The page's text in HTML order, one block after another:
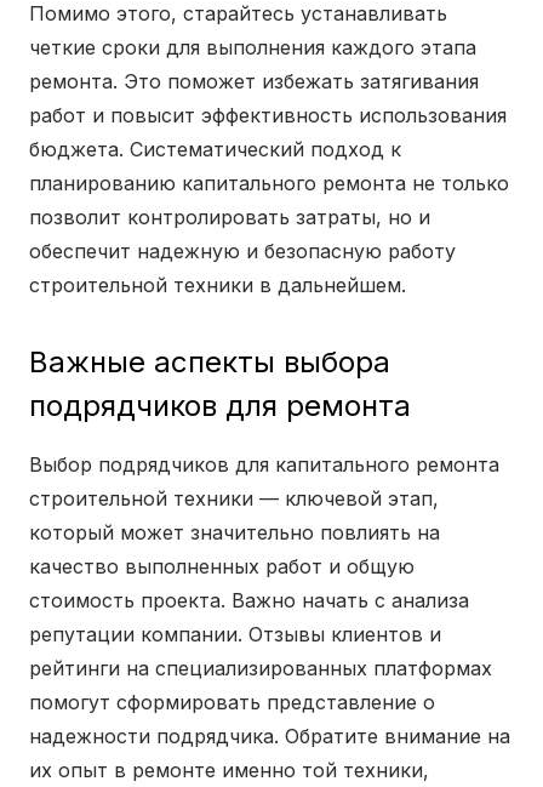
Помимо этого, старайтесь устанавливать
четкие сроки для выполнения каждого этапа
ремонта. Это поможет избежать затягивания
работ и повысит эффективность использования
бюджета. Систематический подход к
планированию капитального ремонта не только
позволит контролировать затраты, но и
обеспечит надежную и безопасную работу
строительной техники в дальнейшем.
Важные аспекты выбора
подрядчиков для ремонта
Выбор подрядчиков для капитального ремонта
строительной техники — ключевой этап,
который может значительно повлиять на
качество выполненных работ и общую
стоимость проекта. Важно начать с анализа
репутации компании. Отзывы клиентов и
рейтинги на специализированных платформах
помогут сформировать представление о
надежности подрядчика. Обратите внимание на
их опыт в ремонте именно той техники,